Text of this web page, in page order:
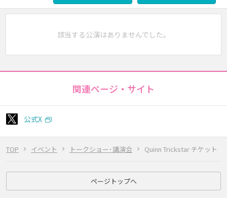
TOP イベント トークショー･講演会 Quinn Trickstar チケット
該当する公演はありませんでした。
関連ページ・サイト
公式X
ページトップへ